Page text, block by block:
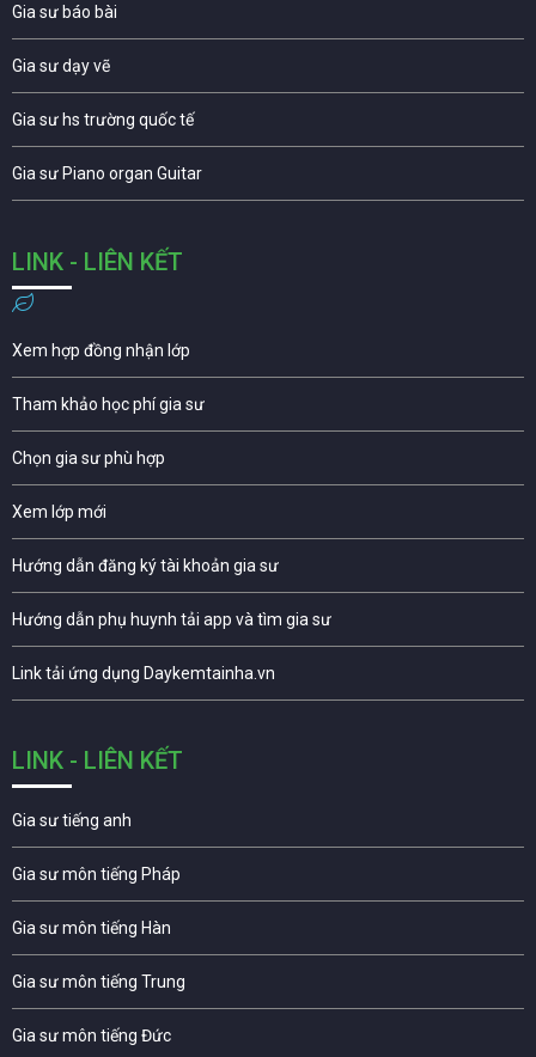
Gia sư báo bài
Gia sư dạy vẽ
Gia sư hs trường quốc tế
Gia sư Piano organ Guitar
LINK - LIÊN KẾT
Xem hợp đồng nhận lớp
Tham khảo học phí gia sư
Chọn gia sư phù hợp
Xem lớp mới
Hướng dẫn đăng ký tài khoản gia sư
Hướng dẫn phụ huynh tải app và tìm gia sư
Link tải ứng dụng Daykemtainha.vn
LINK - LIÊN KẾT
Gia sư tiếng anh
Gia sư môn tiếng Pháp
Gia sư môn tiếng Hàn
Gia sư môn tiếng Trung
Gia sư môn tiếng Đức